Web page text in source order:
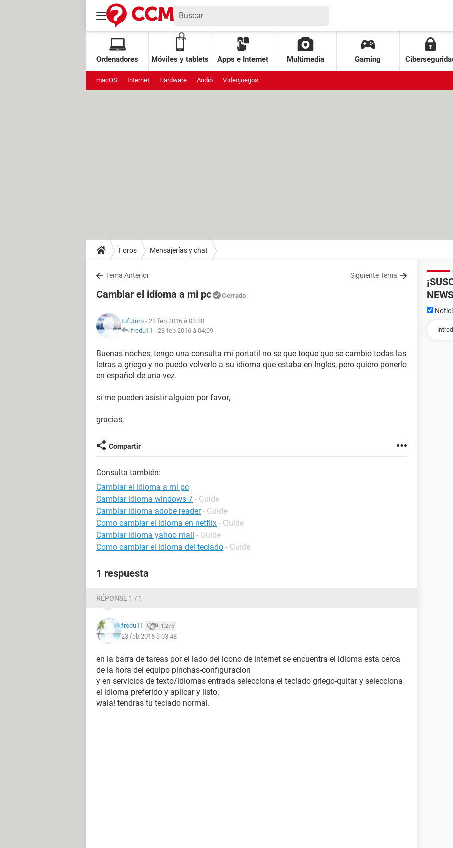
Ordenadores Móviles y tablets Apps e Internet Multimedia Gaming
macOS Internet Hardware Audio Videojuegos
Foros Mensajerías y chat
Tema Anterior Siguiente Tema
Cambiar el idioma a mi pc Cerrado
tufuturo - 23 feb 2016 à 03:30
fredu11 - 23 feb 2016 à 04:09
Buenas noches, tengo una consulta mi portatil no se que toque que se cambio todas las
letras a griego y no puedo volverlo a su idioma que estaba en Ingles, pero quiero ponerlo
en español de una vez.
si me pueden asistir alguien por favor,
gracias,
Compartir
Consulta también:
Cambiar el idioma a mi pc
Cambiar idioma windows 7 - Guide
Cambiar idioma adobe reader - Guide
Como cambiar el idioma en netflix - Guide
Cambiar idioma yahoo mail - Guide
Como cambiar el idioma del teclado - Guide
1 respuesta
RÉPONSE 1 / 1
fredu11 1.275
23 feb 2016 à 03:48
en la barra de tareas por el lado del icono de internet se encuentra el idioma esta cerca
de la hora del equipo pinchas-configuracion
y en servicios de texto/idiomas entrada selecciona el teclado griego-quitar y selecciona
el idioma preferido y aplicar y listo.
walá! tendras tu teclado normal.